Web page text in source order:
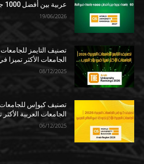
عربية بين أفضل 1000 جامعة في العالم
19/06/2026
الجامعات الأكثر تميزا
08/12/2025
الجامعات العربية
06/12/2025